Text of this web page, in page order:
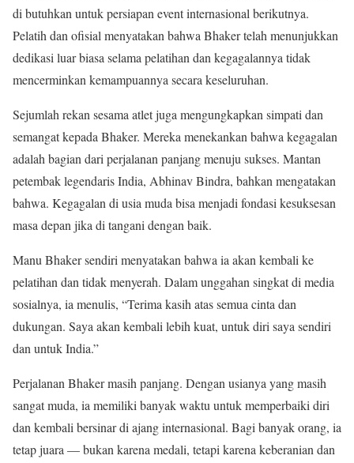
di butuhkan untuk persiapan event internasional berikutnya.
Pelatih dan ofisial menyatakan bahwa Bhaker telah menunjukkan
dedikasi luar biasa selama pelatihan dan kegagalannya tidak
mencerminkan kemampuannya secara keseluruhan.
Sejumlah rekan sesama atlet juga mengungkapkan simpati dan
semangat kepada Bhaker. Mereka menekankan bahwa kegagalan
adalah bagian dari perjalanan panjang menuju sukses. Mantan
petembak legendaris India, Abhinav Bindra, bahkan mengatakan
bahwa. Kegagalan di usia muda bisa menjadi fondasi kesuksesan
masa depan jika di tangani dengan baik.
Manu Bhaker sendiri menyatakan bahwa ia akan kembali ke
pelatihan dan tidak menyerah. Dalam unggahan singkat di media
sosialnya, ia menulis, “Terima kasih atas semua cinta dan
dukungan. Saya akan kembali lebih kuat, untuk diri saya sendiri
dan untuk India.”
Perjalanan Bhaker masih panjang. Dengan usianya yang masih
sangat muda, ia memiliki banyak waktu untuk memperbaiki diri
dan kembali bersinar di ajang internasional. Bagi banyak orang, ia
tetap juara — bukan karena medali, tetapi karena keberanian dan